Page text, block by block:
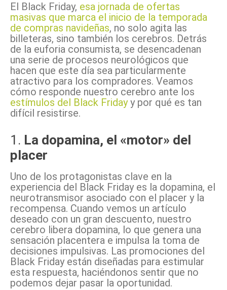
El Black Friday, esa jornada de ofertas
masivas que marca el inicio de la temporada
de compras navideñas, no solo agita las
billeteras, sino también los cerebros. Detrás
de la euforia consumista, se desencadenan
una serie de procesos neurológicos que
hacen que este día sea particularmente
atractivo para los compradores. Veamos
cómo responde nuestro cerebro ante los
estímulos del Black Fridayy por qué es tan
difícil resistirse.
1. La dopamina, el «motor» del
placer
Uno de los protagonistas clave en la
experiencia del Black Friday es la dopamina, el
neurotransmisor asociado con el placer y la
recompensa. Cuando vemos un artículo
deseado con un gran descuento, nuestro
cerebro libera dopamina, lo que genera una
sensación placentera e impulsa la toma de
decisiones impulsivas. Las promociones del
Black Friday están diseñadas para estimular
esta respuesta, haciéndonos sentir que no
podemos dejar pasar la oportunidad.